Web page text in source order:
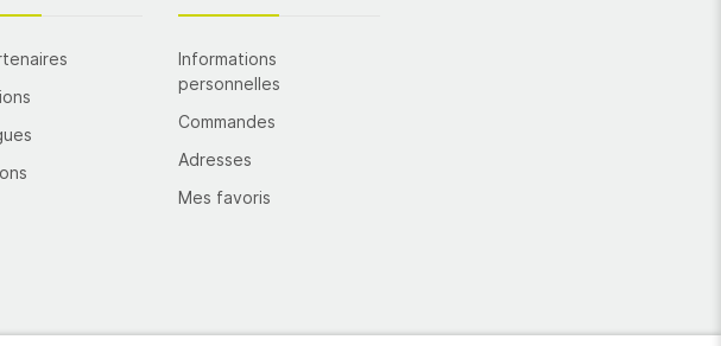
Informations
personnelles
Commandes
Adresses
Mes favoris